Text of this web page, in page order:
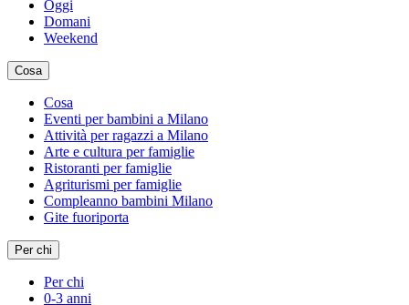
Oggi
Domani
Weekend
Cosa
Cosa
Eventi per bambini a Milano
Attività per ragazzi a Milano
Arte e cultura per famiglie
Ristoranti per famiglie
Agriturismi per famiglie
Compleanno bambini Milano
Gite fuoriporta
Per chi
Per chi
0-3 anni